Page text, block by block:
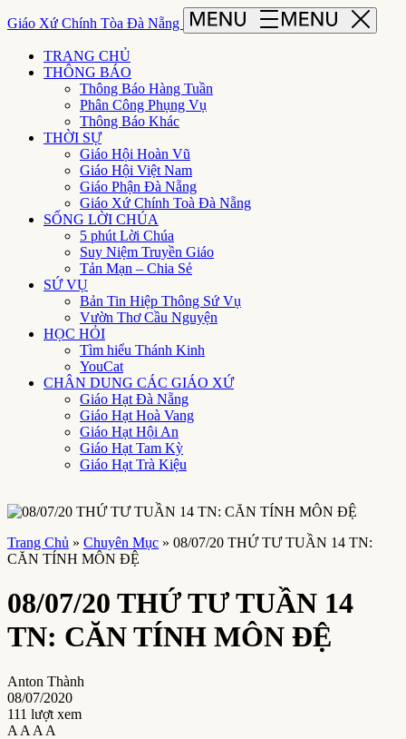
Giáo Xứ Chính Tòa Đà Nẵng
TRANG CHỦ
THÔNG BÁO
Thông Báo Hàng Tuần
Phân Công Phụng Vụ
Thông Báo Khác
THỜI SỰ
Giáo Hội Hoàn Vũ
Giáo Hội Việt Nam
Giáo Phận Đà Nẵng
Giáo Xứ Chính Toà Đà Nẵng
SỐNG LỜI CHÚA
5 phút Lời Chúa
Suy Niệm Truyền Giáo
Tản Mạn – Chia Sẻ
SỨ VỤ
Bản Tin Hiệp Thông Sứ Vụ
Vườn Thơ Cầu Nguyện
HỌC HỎI
Tìm hiểu Thánh Kinh
YouCat
CHÂN DUNG CÁC GIÁO XỨ
Giáo Hạt Đà Nẵng
Giáo Hạt Hoà Vang
Giáo Hạt Hội An
Giáo Hạt Tam Kỳ
Giáo Hạt Trà Kiệu
Trang Chủ » Chuyên Mục » 08/07/20 THỨ TƯ TUẦN 14 TN:
CĂN TÍNH MÔN ĐỆ
08/07/20 THỨ TƯ TUẦN 14
TN: CĂN TÍNH MÔN ĐỆ
Anton Thành
08/07/2020
111 lượt xem
A A A A